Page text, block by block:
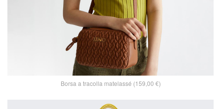
Borsa a tracolla matelassé (159,00 €)